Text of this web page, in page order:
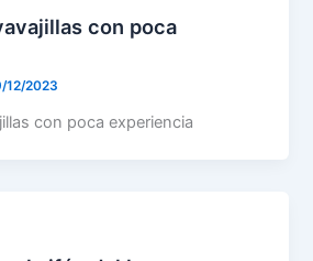
con poca
12/2023
con poca experiencia